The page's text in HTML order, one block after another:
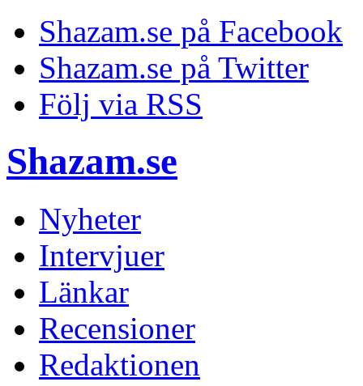
Shazam.se på Facebook
Shazam.se på Twitter
Följ via RSS
Shazam.se
Nyheter
Intervjuer
Länkar
Recensioner
Redaktionen